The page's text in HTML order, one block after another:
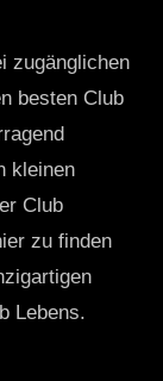
zugänglichen
besten Club
kleinen
Club
zu finden
Lebens.